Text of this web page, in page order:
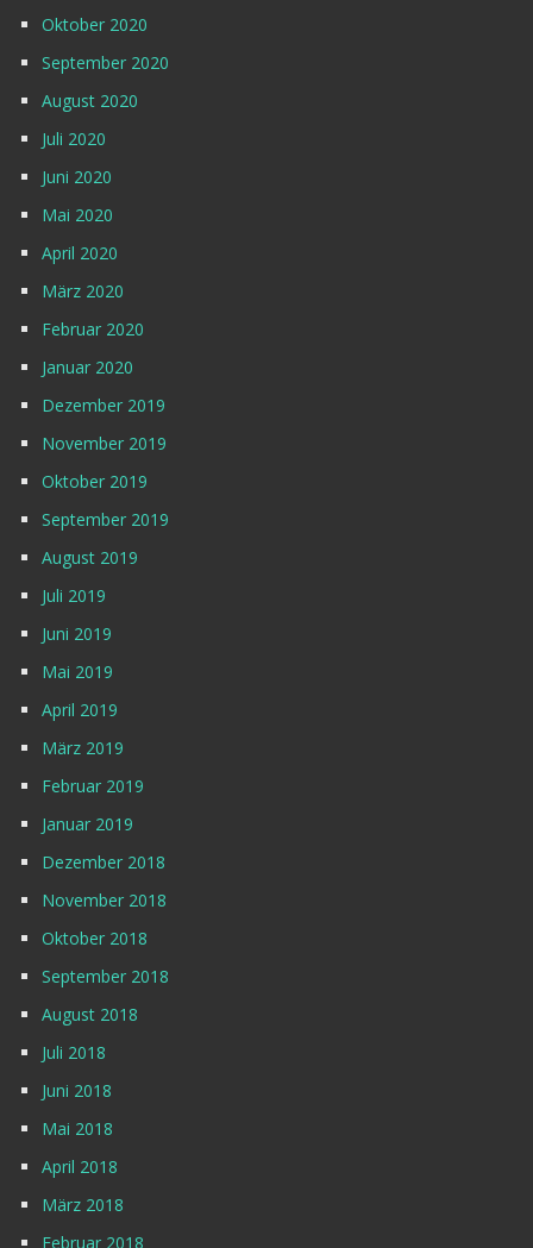
Oktober 2020
September 2020
August 2020
Juli 2020
Juni 2020
Mai 2020
April 2020
März 2020
Februar 2020
Januar 2020
Dezember 2019
November 2019
Oktober 2019
September 2019
August 2019
Juli 2019
Juni 2019
Mai 2019
April 2019
März 2019
Februar 2019
Januar 2019
Dezember 2018
November 2018
Oktober 2018
September 2018
August 2018
Juli 2018
Juni 2018
Mai 2018
April 2018
März 2018
Februar 2018